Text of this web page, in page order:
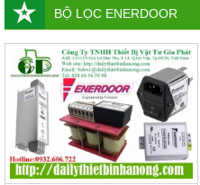
BỘ LỌC ENERDOOR